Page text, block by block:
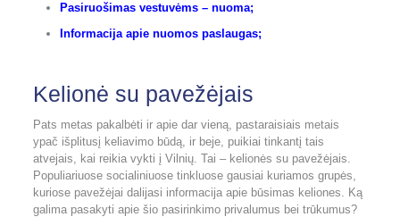
Pasiruošimas vestuvėms – nuoma;
Informacija apie nuomos paslaugas;
Kelionė su pavežėjais
Pats metas pakalbėti ir apie dar vieną, pastaraisiais metais
ypač išplitusį keliavimo būdą, ir beje, puikiai tinkantį tais
atvejais, kai reikia vykti į Vilnių. Tai – kelionės su pavežėjais.
Populiariuose socialiniuose tinkluose gausiai kuriamos grupės,
kuriose pavežėjai dalijasi informacija apie būsimas keliones. Ką
galima pasakyti apie šio pasirinkimo privalumus bei trūkumus?